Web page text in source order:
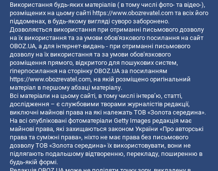
Використання будь-яких матеріалів ( в тому числі фото- та відео-),
розміщених на цьому сайті https://www.obozrevatel.com та всіх його
піддоменах, в будь-якому вигляді суворо заборонено.
Дозволяється використання при отриманні письмового дозволу
на їх використання та за умови обов'язкового посилання на сайт
OBOZ.UA, а для інтернет-видань - при отриманні письмового
дозволу на їх використання та за умови обов'язкового
розміщення прямого, відкритого для пошукових систем,
гіперпосилання на сторінку OBOZ.UA за посиланням
https://www.obozrevatel.com, на якій розміщено оригінальний
матеріал в першому абзаці матеріалу.
Всі матеріали на цьому сайті, в тому числі інтерв’ю, статті,
дослідження – є службовими творами журналістів редакції,
виключні майнові права на які належать ТОВ «Золота середина».
На всі опубліковані фотоматеріали Getty Images редакція має
майнові права, які захищаються законом України «Про авторські
права та суміжні права», ніхто не має права без письмового
дозволу ТОВ «Золота середина» їх використовувати, вони не
підлягають подальшому відтворенню, перекладу, поширенню в
будь-якій формі.